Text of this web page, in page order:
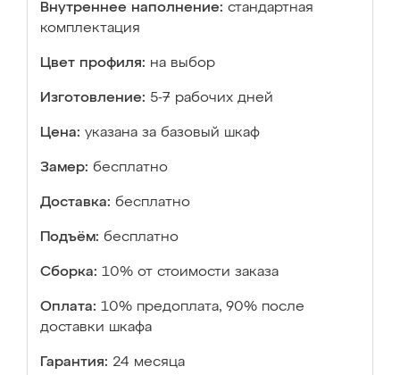
Внутреннее наполнение: стандартная
комплектация
Цвет профиля: на выбор
Изготовление: 5-7 рабочих дней
Цена: указана за базовый шкаф
Замер: бесплатно
Доставка: бесплатно
Подъём: бесплатно
Сборка: 10% от стоимости заказа
Оплата: 10% предоплата, 90% после
доставки шкафа
Гарантия: 24 месяца